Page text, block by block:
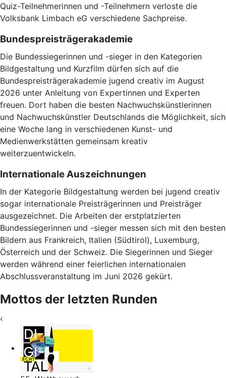
Quiz-Teilnehmerinnen und -Teilnehmern verloste die
Volksbank Limbach eG verschiedene Sachpreise.
Bundespreisträgerakademie
Die Bundessiegerinnen und -sieger in den Kategorien
Bildgestaltung und Kurzfilm dürfen sich auf die
Bundespreisträgerakademie jugend creativ im August
2026 unter Anleitung von Expertinnen und Experten
freuen. Dort haben die besten Nachwuchskünstlerinnen
und Nachwuchskünstler Deutschlands die Möglichkeit, sich
eine Woche lang in verschiedenen Kunst- und
Medienwerkstätten gemeinsam kreativ
weiterzuentwickeln.
Internationale Auszeichnungen
In der Kategorie Bildgestaltung werden bei jugend creativ
sogar internationale Preisträgerinnen und Preisträger
ausgezeichnet. Die Arbeiten der erstplatzierten
Bundessiegerinnen und -sieger messen sich mit den besten
Bildern aus Frankreich, Italien (Südtirol), Luxemburg,
Österreich und der Schweiz. Die Siegerinnen und Sieger
werden während einer feierlichen internationalen
Abschlussveranstaltung im Juni 2026 gekürt.
Mottos der letzten Runden
‹